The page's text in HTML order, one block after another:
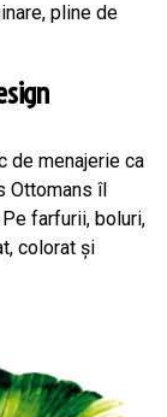
pline de
de menajerie ca
Ottomans îl
farfurii, boluri,
colorat și